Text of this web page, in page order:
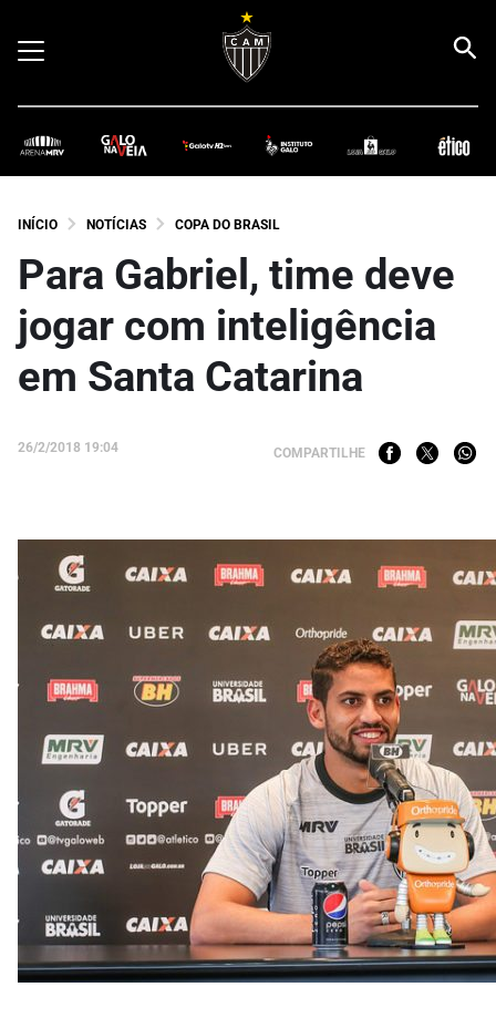
INÍCIO NOTÍCIAS COPA DO BRASIL
Para Gabriel, time deve
jogar com inteligência
em Santa Catarina
26/2/2018 19:04 COMPARTILHE